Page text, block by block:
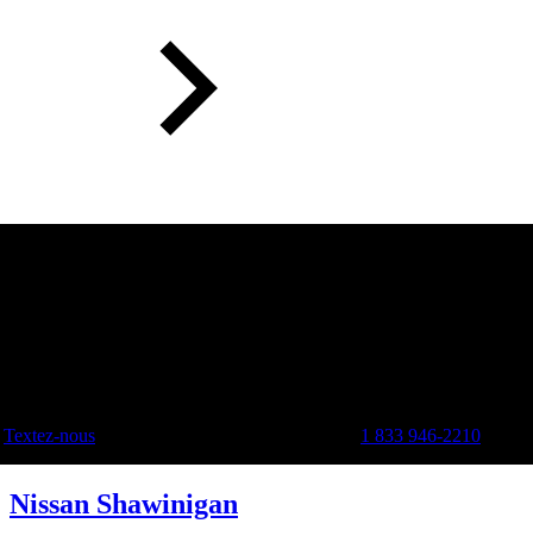
Textez-nous 1 833 946-2210
Nissan Shawinigan